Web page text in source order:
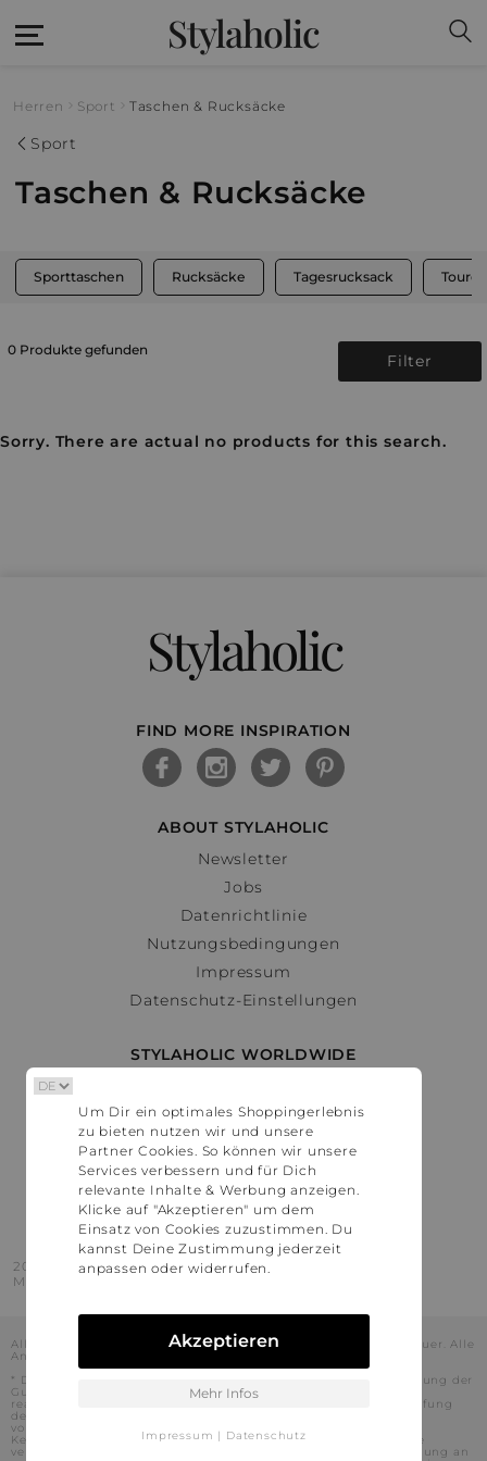
Stylaholic
Herren Sport Taschen & Rucksäcke
Sport
Taschen & Rucksäcke
Sporttaschen Rucksäcke Tagesrucksack
0 Produkte gefunden
Filter
Sorry. There are actual no products for this search.
Stylaholic
FIND MORE INSPIRATION
ABOUT STYLAHOLIC
Newsletter
Jobs
Datenrichtlinie
Nutzungsbedingungen
Impressum
Datenschutz-Einstellungen
STYLAHOLIC WORLDWIDE
Österreich
Schweiz
France
United States
2016 - 2026 © Stylaholic.
Made for you with love in munich.
Alle Preise inkl. der jeweils geltenden gesetzlichen Mehrwertsteuer. Alle
Angaben ohne Gewähr.
* Die angezeigten Preise beinhalten Rabatte, die durch die Nutzung der
Gutschein-Codes auf den Seiten unserer Partner voraussichtlich
realisiert werden können. Stylaholic führt keine vollständige Prüfung
der Gutschein-Codes durch und es kann daher in Einzelfällen
vorkommen, dass die Gutscheine abweichend von unserem
Kenntnisstand bei dem jeweiligen Shop nicht oder nur teilweise
verwendet werden können. Darüber hinaus kann deren Verwendung an
Um Dir ein optimales Shoppingerlebnis
zu bieten nutzen wir und unsere
Partner Cookies. So können wir unsere
Services verbessern und für Dich
relevante Inhalte & Werbung anzeigen.
Klicke auf "Akzeptieren" um dem
Einsatz von Cookies zuzustimmen. Du
kannst Deine Zustimmung jederzeit
anpassen oder widerrufen.
Akzeptieren
Mehr Infos
Impressum | Datenschutz